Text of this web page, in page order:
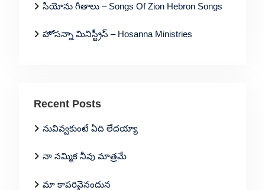
సీయోను గీతాలు – Songs Of Zion Hebron Songs
హోసన్నా మినిస్ట్రీస్ – Hosanna Ministries
Recent Posts
నువివ్వకుంటే ఏది లేదయ్యా
నా నమ్మిక నీవు మాత్రమే
మా కాపరివైనందున